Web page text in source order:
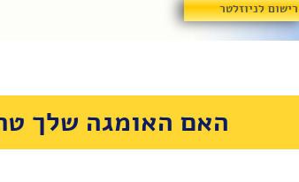
רישום לניוזלטר
האם האומגה שלך